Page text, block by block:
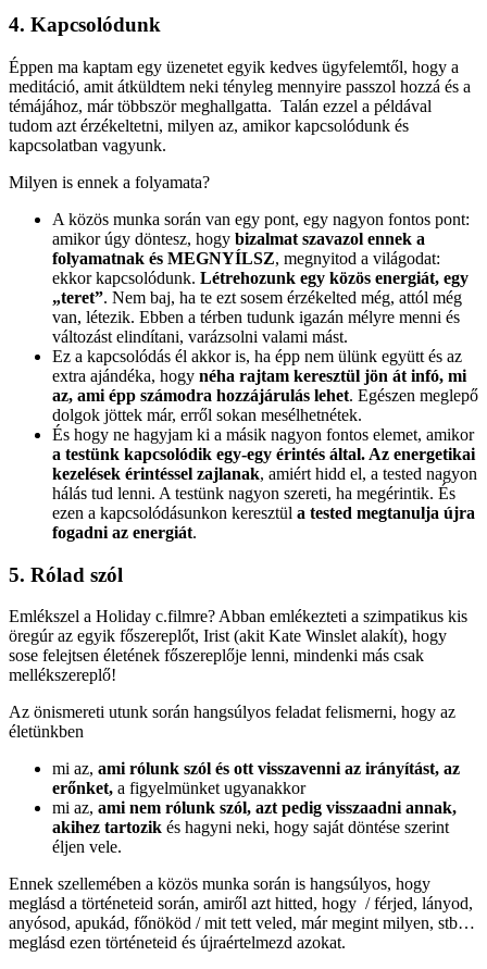
4. Kapcsolódunk
Éppen ma kaptam egy üzenetet egyik kedves ügyfelemtől, hogy a
meditáció, amit átküldtem neki tényleg mennyire passzol hozzá és a
témájához, már többször meghallgatta. Talán ezzel a példával
tudom azt érzékeltetni, milyen az, amikor kapcsolódunk és
kapcsolatban vagyunk.
Milyen is ennek a folyamata?
A közös munka során van egy pont, egy nagyon fontos pont:
amikor úgy döntesz, hogy bizalmat szavazol ennek a
folyamatnak és MEGNYÍLSZ, megnyitod a világodat:
ekkor kapcsolódunk. Létrehozunk egy közös energiát, egy
„teret”. Nem baj, ha te ezt sosem érzékelted még, attól még
van, létezik. Ebben a térben tudunk igazán mélyre menni és
változást elindítani, varázsolni valami mást.
Ez a kapcsolódás él akkor is, ha épp nem ülünk együtt és az
extra ajándéka, hogy néha rajtam keresztül jön át infó, mi
az, ami épp számodra hozzájárulás lehet. Egészen meglepő
dolgok jöttek már, erről sokan mesélhetnétek.
És hogy ne hagyjam ki a másik nagyon fontos elemet, amikor
a testünk kapcsolódik egy-egy érintés által. Az energetikai
kezelések érintéssel zajlanak, amiért hidd el, a tested nagyon
hálás tud lenni. A testünk nagyon szereti, ha megérintik. És
ezen a kapcsolódásunkon keresztül a tested megtanulja újra
fogadni az energiát.
5. Rólad szól
Emlékszel a Holiday c.filmre? Abban emlékezteti a szimpatikus kis
öregúr az egyik főszereplőt, Irist (akit Kate Winslet alakít), hogy
sose felejtsen életének főszereplője lenni, mindenki más csak
mellékszereplő!
Az önismereti utunk során hangsúlyos feladat felismerni, hogy az
életünkben
mi az, ami rólunk szól és ott visszavenni az irányítást, az
erőnket, a figyelmünket ugyanakkor
mi az, ami nem rólunk szól, azt pedig visszaadni annak,
akihez tartozik és hagyni neki, hogy saját döntése szerint
éljen vele.
Ennek szellemében a közös munka során is hangsúlyos, hogy
meglásd a történeteid során, amiről azt hitted, hogy / férjed, lányod,
anyósod, apukád, főnököd / mit tett veled, már megint milyen, stb…
meglásd ezen történeteid és újraértelmezd azokat.